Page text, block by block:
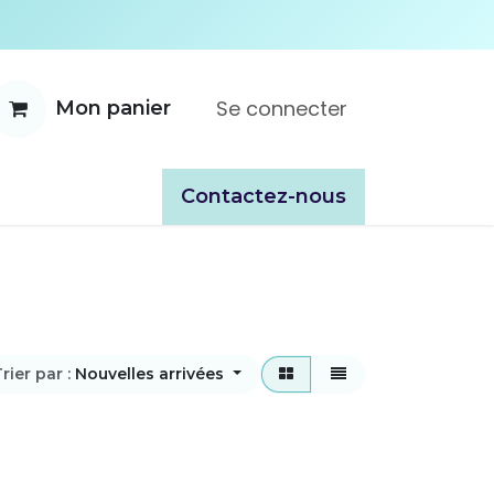
Mon panier Se connecter
Catalogues
​​Contactez-nous
par : Nouvelles arrivées